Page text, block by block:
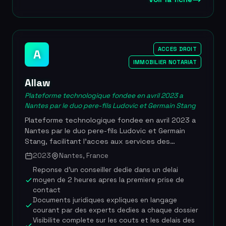
avec un taux de reponse superieur a 83 %.
Alexia.fr a ete citee dans Le Figaro, Le Point, BFM-
TV, La Tribune, Forbes et L'Express comme
reference en matiere d'acces au droit en ligne. La
plateforme est egalement recommandee par
citoyens vers des avocats specialises. Plus de 13
000 avocats inscrits, 50 000 mises en relation
mensuelles, 2 millions de visiteurs par mois,
couverture de plus de 40 domaines du droit, taux
de reponse forum superieur a 83 %, editee par
Jurisystem (fondee en 2007)
A
ACCES DROIT
IMMOBILIER NOTARIAT
Allaw
Plateforme technologique fondee en avril 2023 a
Nantes par le duo pere-fils Ludovic et Germain Stang
Plateforme technologique fondee en avril 2023 a
Nantes par le duo pere-fils Ludovic et Germain
Stang, facilitant l'acces aux services des
notaires, avocats et commissaires de justice. Se
positionnant comme le « Doctolib du notariat »,
Allaw propose un parcours guide en quatre
etapes, de la prise de contact jusqu'a la signature
de l'acte, avec une transparence totale sur les
couts et les delais. La plateforme garantit un
premier retour par un conseiller dedie en moins de
2023
Nantes, France
Reponse d'un conseiller dedie dans un delai
moyen de 2 heures apres la premiere prise de
contact
Documents juridiques expliques en langage
courant par des experts dedies a chaque dossier
Visibilite complete sur les couts et les delais des